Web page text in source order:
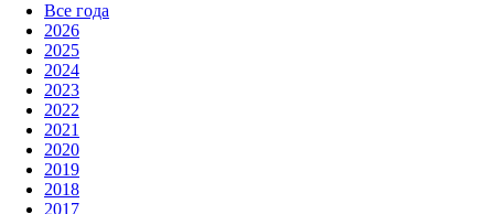
Все года
2026
2025
2024
2023
2022
2021
2020
2019
2018
2017